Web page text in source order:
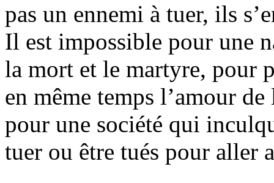
pas un ennemi à tuer, ils
Il est impossible pour une
la mort et le martyre, pour
en même temps l’amour
pour une société qui
tuer ou être tués pour aller